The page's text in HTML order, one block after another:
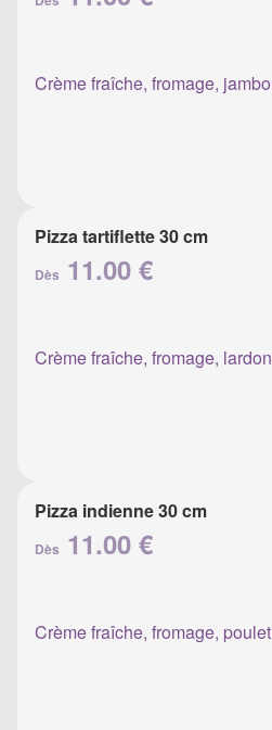
Crème fraîche, fromage,
Pizza tartiflette 30 cm
Dès 11.00 €
Crème fraîche, fromage,
Pizza indienne 30 cm
Dès 11.00 €
Crème fraîche, fromage,